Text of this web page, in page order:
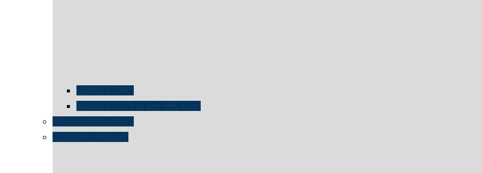
istanbul 1995
Istanbul 2015 in der IHK Köln
schwimmt Neptun?
„schnelle Antwort“